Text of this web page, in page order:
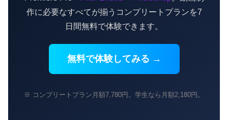
作に必要なすべてが揃うコンプリートプランを7
日間無料で体験できます。
無料で体験してみる →
※ コンプリートプラン月額7,780円。学生なら月額2,180円。